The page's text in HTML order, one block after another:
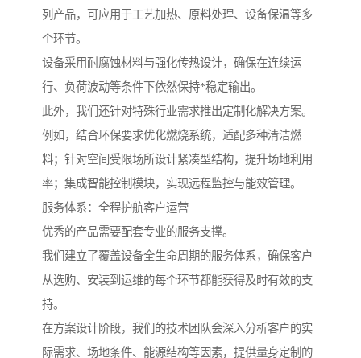
列产品，可应用于工艺加热、原料处理、设备保温等多
个环节。
设备采用耐腐蚀材料与强化传热设计，确保在连续运
行、负荷波动等条件下依然保持*稳定输出。
此外，我们还针对特殊行业需求推出定制化解决方案。
例如，结合环保要求优化燃烧系统，适配多种清洁燃
料；针对空间受限场所设计紧凑型结构，提升场地利用
率；集成智能控制模块，实现远程监控与能效管理。
服务体系：全程护航客户运营
优秀的产品需要配套专业的服务支撑。
我们建立了覆盖设备全生命周期的服务体系，确保客户
从选购、安装到运维的每个环节都能获得及时有效的支
持。
在方案设计阶段，我们的技术团队会深入分析客户的实
际需求、场地条件、能源结构等因素，提供量身定制的